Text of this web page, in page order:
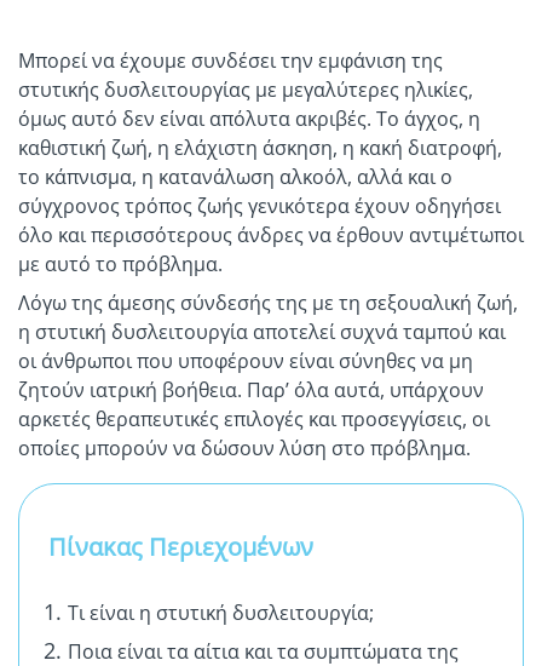
Μπορεί να έχουμε συνδέσει την εμφάνιση της
στυτικής δυσλειτουργίας με μεγαλύτερες ηλικίες,
όμως αυτό δεν είναι απόλυτα ακριβές. Το άγχος, η
καθιστική ζωή, η ελάχιστη άσκηση, η κακή διατροφή,
το κάπνισμα, η κατανάλωση αλκοόλ, αλλά και ο
σύγχρονος τρόπος ζωής γενικότερα έχουν οδηγήσει
όλο και περισσότερους άνδρες να έρθουν αντιμέτωποι
με αυτό το πρόβλημα.
Λόγω της άμεσης σύνδεσής της με τη σεξουαλική ζωή,
η στυτική δυσλειτουργία αποτελεί συχνά ταμπού και
οι άνθρωποι που υποφέρουν είναι σύνηθες να μη
ζητούν ιατρική βοήθεια. Παρ’ όλα αυτά, υπάρχουν
αρκετές θεραπευτικές επιλογές και προσεγγίσεις, οι
οποίες μπορούν να δώσουν λύση στο πρόβλημα.
Πίνακας Περιεχομένων
Τι είναι η στυτική δυσλειτουργία;
Ποια είναι τα αίτια και τα συμπτώματα της